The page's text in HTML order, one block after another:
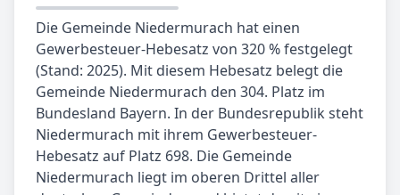
Die Gemeinde Niedermurach hat einen
Gewerbesteuer-Hebesatz von 320 % festgelegt
(Stand: 2025). Mit diesem Hebesatz belegt die
Gemeinde Niedermurach den 304. Platz im
Bundesland Bayern. In der Bundesrepublik steht
Niedermurach mit ihrem Gewerbesteuer-
Hebesatz auf Platz 698. Die Gemeinde
Niedermurach liegt im oberen Drittel aller